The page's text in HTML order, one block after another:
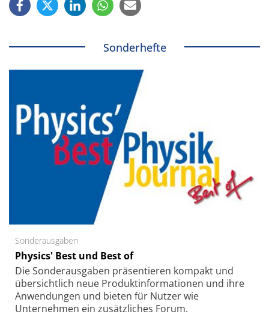
Sonderhefte
Sonderausgaben
Physics' Best und Best of
Die Sonder­ausgaben präsentieren kompakt und
übersichtlich neue Produkt­informationen und ihre
Anwendungen und bieten für Nutzer wie
Unternehmen ein zusätzliches Forum.